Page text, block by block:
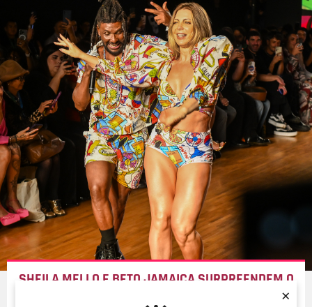
×
SHEILA MELLO E BETO JAMAICA SURPREENDEM O